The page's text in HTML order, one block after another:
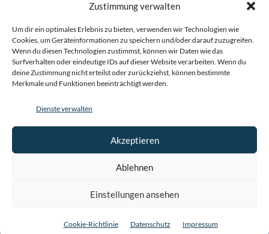
Zustimmung verwalten
Um dir ein optimales Erlebnis zu bieten, verwenden wir Technologien wie
Cookies, um Geräteinformationen zu speichern und/oder darauf zuzugreifen.
Wenn du diesen Technologien zustimmst, können wir Daten wie das
Surfverhalten oder eindeutige IDs auf dieser Website verarbeiten. Wenn du
deine Zustimmung nicht erteilst oder zurückziehst, können bestimmte
Merkmale und Funktionen beeinträchtigt werden.
Dienste verwalten
Akzeptieren
Ablehnen
Einstellungen ansehen
Cookie-Richtlinie Datenschutz Impressum
ATELIERS
EINZELBÜROS
GEMEINSCHAFTSBÜROS
BESPRECHUNGSRÄUME
VERANSTALTUNGSRÄUME